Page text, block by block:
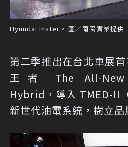
Hyundai Inster。 圖／南陽實業提供
第二季推出在台北車展
王者 The All-New
Hybrid，導入 TMED-II
新世代油電系統，樹立品